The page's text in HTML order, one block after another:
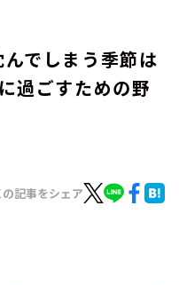
でしまう季節は
過ごすための野
の記事をシェア